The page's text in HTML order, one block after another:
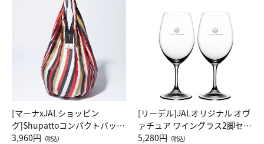
[マーナxJALショッピン
グ]Shupattoコンパクトバッグ
Drop JAL客室乗務員（LC）ス
3,960円 （税込）
[リーデル]JALオリジナル オヴ
ァチュア ワイングラス2脚セッ
ト（レッドワイン）
5,280円 （税込）